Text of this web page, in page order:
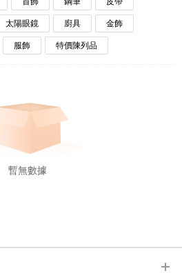
太陽眼鏡 廚具 金飾
服飾 特價陳列品
暫無數據